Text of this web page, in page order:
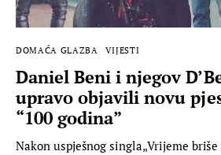
DOMAĆA GLAZBA VIJESTI
Daniel Beni i njegov
upravo objavili novu
“100 godina”
Nakon uspješnog singla„Vrijeme briše